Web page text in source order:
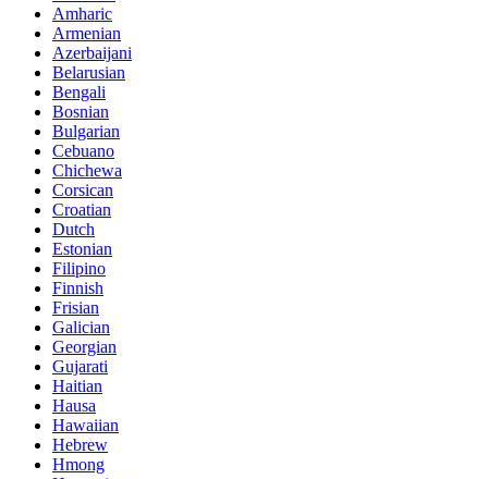
Amharic
Armenian
Azerbaijani
Belarusian
Bengali
Bosnian
Bulgarian
Cebuano
Chichewa
Corsican
Croatian
Dutch
Estonian
Filipino
Finnish
Frisian
Galician
Georgian
Gujarati
Haitian
Hausa
Hawaiian
Hebrew
Hmong